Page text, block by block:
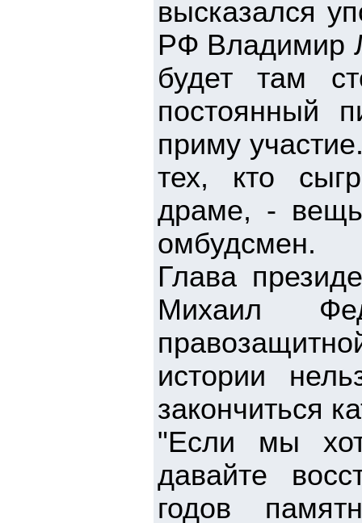
высказался
РФ Владимир
будет там
постоянный
приму
тех, кто
драме, -
омбудсмен.
Глава
Михаил
истории
закончиться
"Если мы
давайте
годов